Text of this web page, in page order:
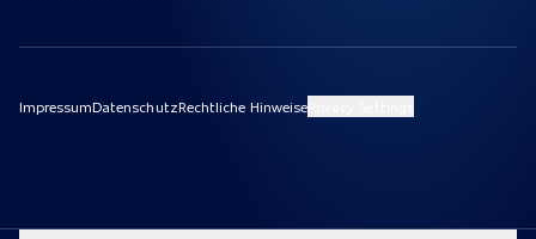
ImpressumDatenschutzRechtliche Hinweise